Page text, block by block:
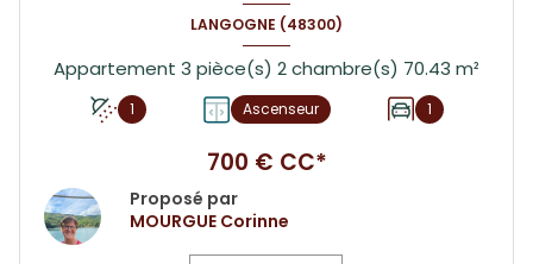
LANGOGNE (48300)
Appartement 3 pièce(s) 2 chambre(s) 70.43 m²
1 Ascenseur 1
700 € CC*
Proposé par
MOURGUE Corinne